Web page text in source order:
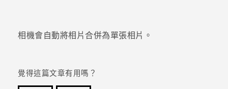
相機會自動將相片合併為單張相片。
覺得這篇文章有用嗎？